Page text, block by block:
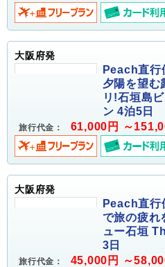
大阪府発
Peach直行
夕陽を望む
リ!石垣島
ン 4泊5日
旅行代金： 61,000円 ～
大阪府発
Peach直行
で旅の疲れ
ュー石垣
3日
旅行代金： 45,000円 ～